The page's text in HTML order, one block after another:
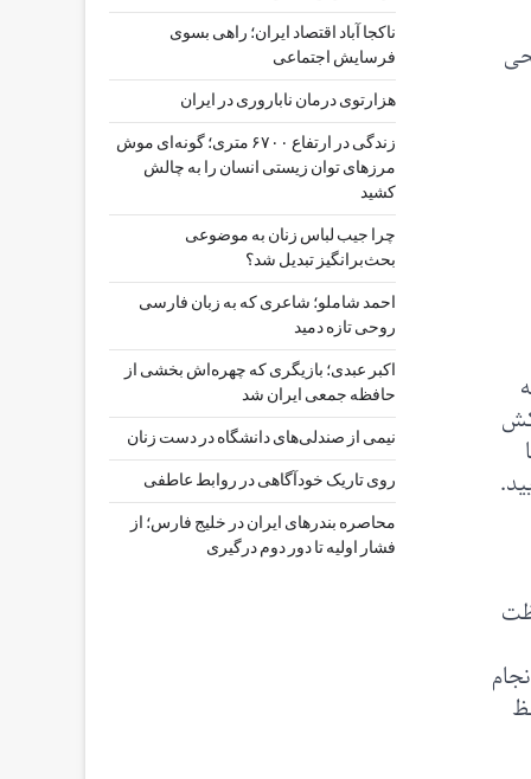
ناکجا آباد اقتصاد ایران؛ راهی بسوی
فرسایش اجتماعی
هزارتوی درمان ناباروری در ایران
زندگی در ارتفاع ۶۷۰۰ متری؛ گونه‌ای موش
مرزهای توان زیستی انسان را به چالش
کشید
چرا جیب‌ لباس زنان به موضوعی
بحث‌برانگیز تبدیل شد؟
احمد شاملو؛ شاعری که به زبان فارسی
روحی تازه دمید
اکبر عبدی؛ بازیگری که چهره‌اش بخشی از
حافظه جمعی ایران شد
نیمی از صندلی‌های دانشگاه در دست زنان
روی تاریک خودآگاهی در روابط عاطفی
محاصره بندرهای ایران در خلیج فارس؛ از
فشار اولیه تا دور دوم درگیری